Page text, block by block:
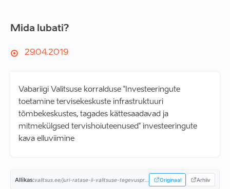
Mida lubati?
29.04.2019
Vabariigi Valitsuse korralduse "Investeeringute
toetamine tervisekeskuste infrastruktuuri
tõmbekeskustes, tagades kättesaadavad ja
mitmekülgsed tervishoiuteenused" investeeringute
kava elluviimine
Allikas: Originaal Arhiiv